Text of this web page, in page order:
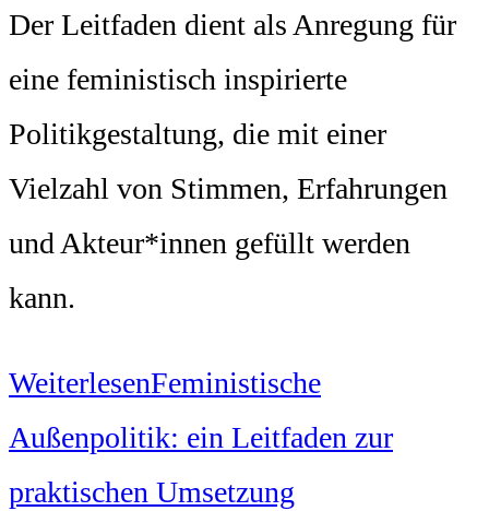
Der Leitfaden dient als Anregung für
eine feministisch inspirierte
Politikgestaltung, die mit einer
Vielzahl von Stimmen, Erfahrungen
und Akteur*innen gefüllt werden
kann.
WeiterlesenFeministische
Außenpolitik: ein Leitfaden zur
praktischen Umsetzung